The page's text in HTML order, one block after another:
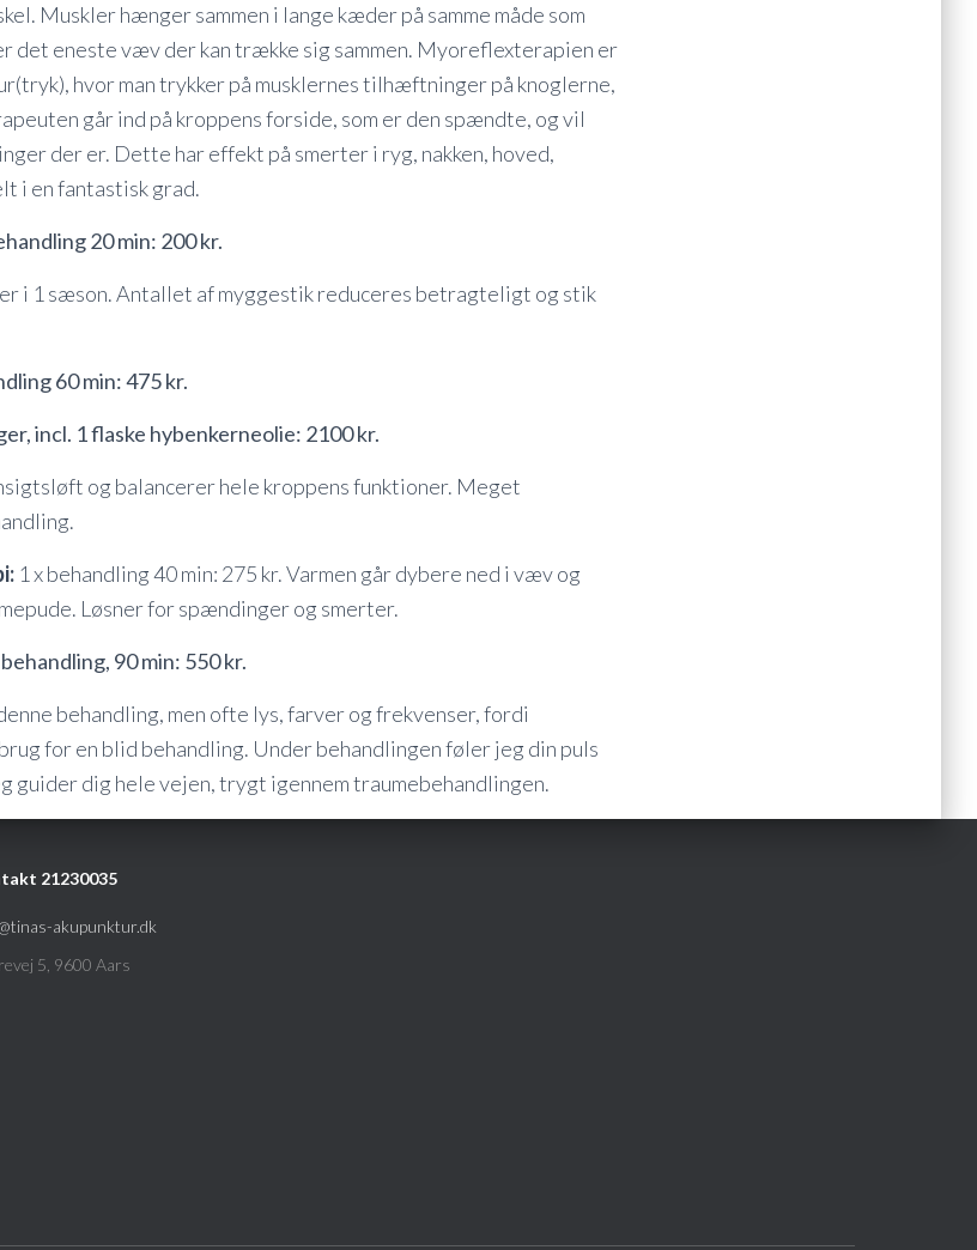
Muskler hænger sammen i lange kæder på samme måde som
det eneste væv der kan trække sig sammen. Myoreflexterapien er
hvor man trykker på musklernes tilhæftninger på knoglerne,
går ind på kroppens forside, som er den spændte, og vil
der er. Dette har effekt på smerter i ryg, nakken, hoved,
i en fantastisk grad.
20 min: 200 kr.
i 1 sæson. Antallet af myggestik reduceres betragteligt og stik
60 min: 475 kr.
incl. 1 flaske hybenkerneolie: 2100 kr.
og balancerer hele kroppens funktioner. Meget
1 x behandling 40 min: 275 kr. Varmen går dybere ned i væv og
Løsner for spændinger og smerter.
behandling, 90 min: 550 kr.
behandling, men ofte lys, farver og frekvenser, fordi
for en blid behandling. Under behandlingen føler jeg din puls
guider dig hele vejen, trygt igennem traumebehandlingen.
21230035
akupunktur.dk
5, 9600 Aars